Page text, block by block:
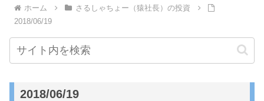
ホーム
さるしゃちょー（猿社長）の投資
2018/06/19
2018/06/19